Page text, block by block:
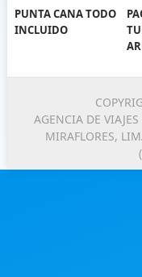
PUNTA CANA TODO
INCLUIDO
AGENCIA DE
MIRAFLORES,